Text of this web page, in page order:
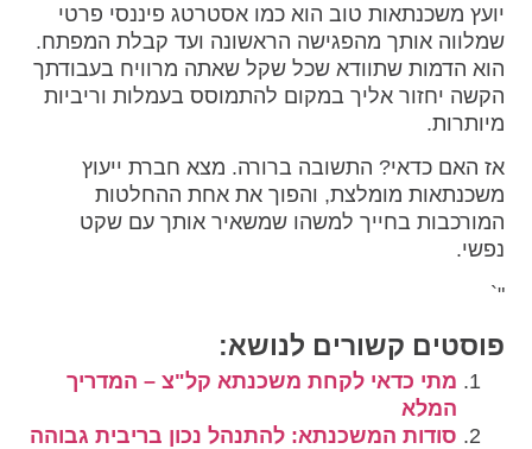
יועץ משכנתאות טוב הוא כמו אסטרטג פיננסי פרטי
שמלווה אותך מהפגישה הראשונה ועד קבלת המפתח.
הוא הדמות שתוודא שכל שקל שאתה מרוויח בעבודתך
הקשה יחזור אליך במקום להתמוסס בעמלות וריביות
מיותרות.
אז האם כדאי? התשובה ברורה. מצא חברת ייעוץ
משכנתאות מומלצת, והפוך את אחת ההחלטות
המורכבות בחייך למשהו שמשאיר אותך עם שקט
נפשי.
"`
פוסטים קשורים לנושא:
מתי כדאי לקחת משכנתא קל"צ – המדריך
המלא
סודות המשכנתא: להתנהל נכון בריבית גבוהה